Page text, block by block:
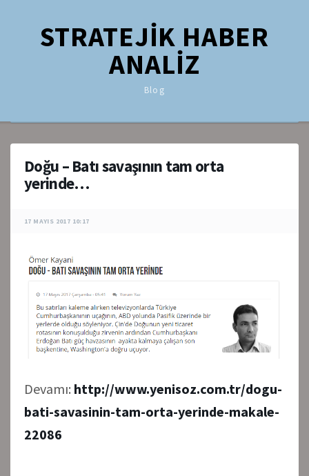
STRATEJİK HABER
ANALİZ
Blog
Doğu – Batı savaşının tam orta
yerinde…
17 MAYIS 2017 10:17
Devamı: http://www.yenisoz.com.tr/dogu-
bati-savasinin-tam-orta-yerinde-makale-
22086